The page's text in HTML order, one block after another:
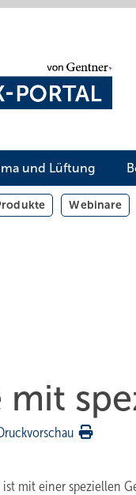
und Lüftung
Webinare
mit
ist mit einer speziellen